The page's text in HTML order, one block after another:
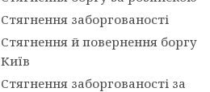
Стягнення заборгованості
Стягнення й повернення боргу
Київ
Стягнення заборгованості за